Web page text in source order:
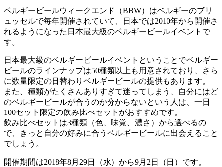
ベルギービールウィークエンド（BBW）はベルギーのブリ
ュッセルで毎年開催されていて、日本では2010年から開催さ
れるようになった日本最大級のベルギービールイベントで
す。
日本最大級のベルギービールイベントということでベルギー
ビールのラインナップは50種類以上も用意されており、さら
に数量限定の日替わりベルギービールの提供もあります。
また、種類がたくさんありすぎて迷ってしまう、自分にはど
のベルギービールが合うのか分からないという人は、一日
100セット限定の飲み比べセットがおすすめです。
飲み比べセットは3種類（色、味覚、濃さ）から選べるの
で、きっと自分の好みに合うベルギービールに出会えること
でしょう。
開催期間は2018年8月29日（水）から9月2日（日）です。